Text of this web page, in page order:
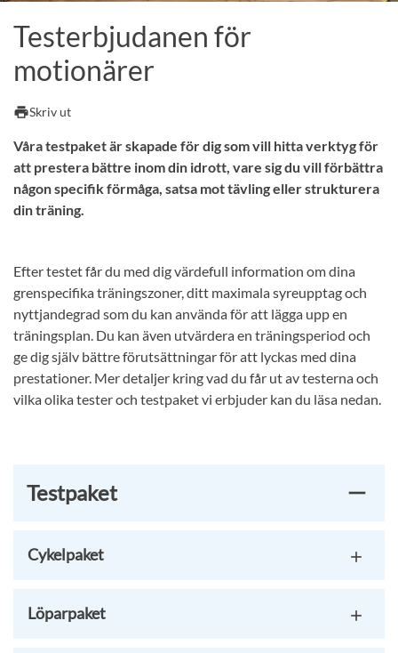
Testerbjudanen för
motionärer
printSkriv ut
Våra testpaket är skapade för dig som vill hitta verktyg för
att prestera bättre inom din idrott, vare sig du vill förbättra
någon specifik förmåga, satsa mot tävling eller strukturera
din träning.
Efter testet får du med dig värdefull information om dina
grenspecifika träningszoner, ditt maximala syreupptag och
nyttjandegrad som du kan använda för att lägga upp en
träningsplan. Du kan även utvärdera en träningsperiod och
ge dig själv bättre förutsättningar för att lyckas med dina
prestationer. Mer detaljer kring vad du får ut av testerna och
vilka olika tester och testpaket vi erbjuder kan du läsa nedan.
Testpaket
Cykelpaket
Löparpaket